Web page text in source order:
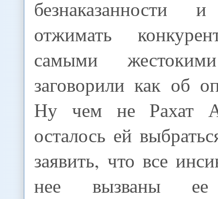
безнаказанности
отжимать
самыми
заговорили как об
Ну чем не Рахат
осталось ей
заявить, что все
нее вызваны ее